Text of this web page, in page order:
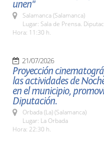
unen"
Salamanca (Salamanca)
Lugar: Sala de Prensa.
Hora: 11:30 h.
21/07/2026
Proyección
las actividades de
en el municipio,
Diputación.
Orbada (La) (Salamanca)
Lugar: La Orbada
Hora: 22:30 h.